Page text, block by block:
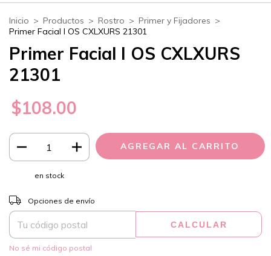
Inicio > Productos > Rostro > Primer y Fijadores >
Primer Facial I OS CXLXURS 21301
Primer Facial I OS CXLXURS
21301
$108.00
en stock
Entregas para el CP:
Opciones de envío
CALCULAR
No sé mi código postal